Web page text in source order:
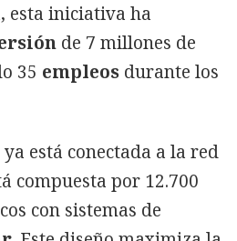
esta iniciativa ha
de 7 millones de
35 empleos durante los
está conectada a la red
compuesta por 12.700
con sistemas de